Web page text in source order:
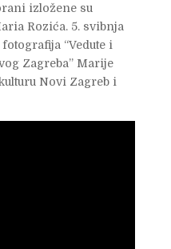
izložene su
Rozića. 5. svibnja
“Vedute i
Zagreba” Marije
Novi Zagreb i